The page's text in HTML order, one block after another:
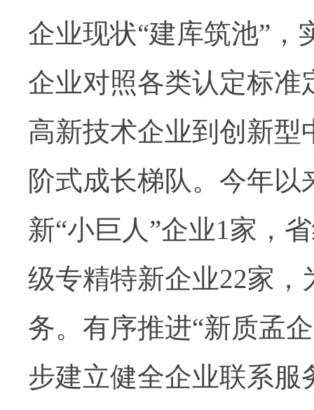
企业现状“建库筑池”
企业对照各类认定标准
高新技术企业到创新型
阶式成长梯队。今年
新“小巨人”企业1家，
级专精特新企业22家，
务。有序推进“新质孟企
步建立健全企业联系服